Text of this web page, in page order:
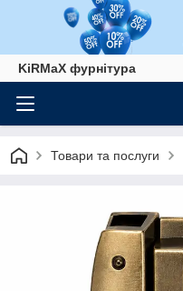
KiRMaХ фурнітура
Товари та послуги